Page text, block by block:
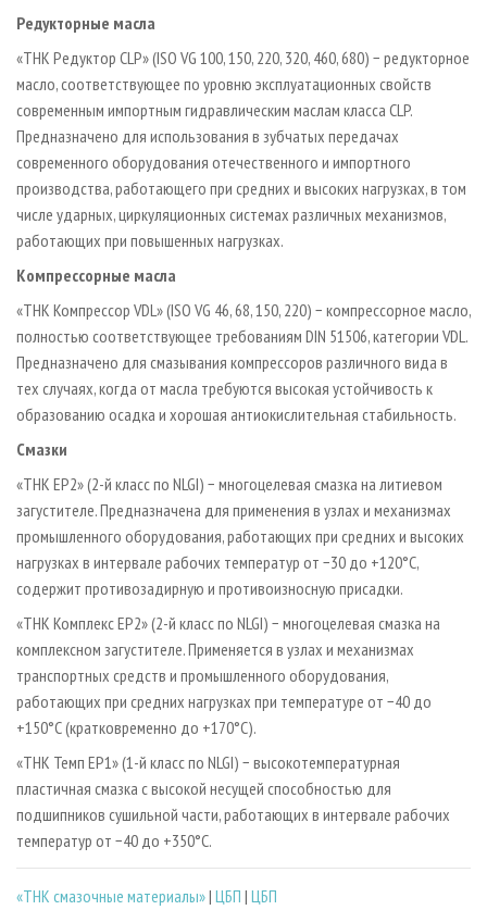
Редукторные масла
«ТНК Редуктор CLP» (ISO VG 100, 150, 220, 320, 460, 680) − редукторное
масло, соответствующее по уровню эксплуатационных свойств
современным импортным гидравлическим маслам класса CLP.
Предназначено для использования в зубчатых передачах
современного оборудования отечественного и импортного
производства, работающего при средних и высоких нагрузках, в том
числе ударных, циркуляционных системах различных механизмов,
работающих при повышенных нагрузках.
Компрессорные масла
«ТНК Компрессор VDL» (ISO VG 46, 68, 150, 220) − компрессорное масло,
полностью соответствующее требованиям DIN 51506, категории VDL.
Предназначено для смазывания компрессоров различного вида в
тех случаях, когда от масла требуются высокая устойчивость к
образованию осадка и хорошая антиокислительная стабильность.
Смазки
«ТНК ЕР2» (2-й класс по NLGI) − многоцелевая смазка на литиевом
загустителе. Предназначена для применения в узлах и механизмах
промышленного оборудования, работающих при средних и высоких
нагрузках в интервале рабочих температур от −30 до +120°С,
содержит противозадирную и противоизносную присадки.
«ТНК Комплекс ЕР2» (2-й класс по NLGI) − многоцелевая смазка на
комплексном загустителе. Применяется в узлах и механизмах
транспортных средств и промышленного оборудования,
работающих при средних нагрузках при температуре от −40 до
+150°С (кратковременно до +170°С).
«ТНК Темп ЕР1» (1-й класс по NLGI) − высокотемпературная
пластичная смазка с высокой несущей способностью для
подшипников сушильной части, работающих в интервале рабочих
температур от −40 до +350°С.
«ТНК смазочные материалы»| ЦБП | ЦБП